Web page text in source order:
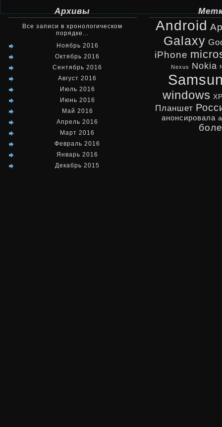
Архивы
Все записи в хронологическом
порядке...
Ноябрь 2016
Октябрь 2016
Сентябрь 2016
Август 2016
Июль 2016
Июнь 2016
Май 2016
Апрель 2016
Март 2016
Февраль 2016
Январь 2016
Декабрь 2015
Android
Galaxy
iPhone
Nexus Nokia
windows
Планшет
анонсировала